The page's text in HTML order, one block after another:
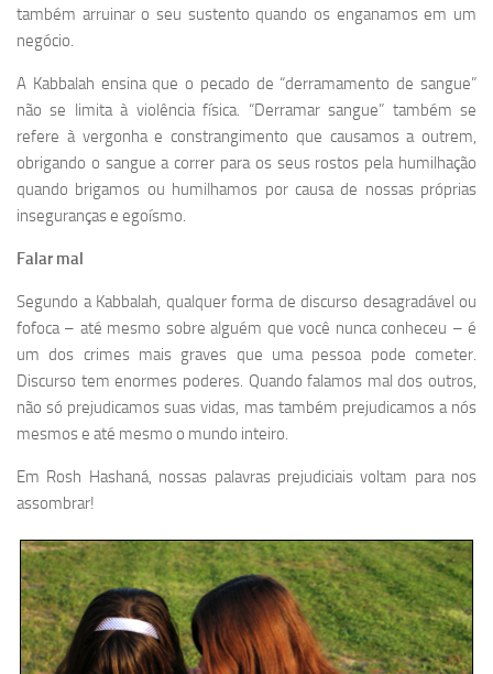
também arruinar o seu sustento quando os enganamos em um
negócio.
A Kabbalah ensina que o pecado de “derramamento de sangue”
não se limita à violência física. “Derramar sangue” também se
refere à vergonha e constrangimento que causamos a outrem,
obrigando o sangue a correr para os seus rostos pela humilhação
quando brigamos ou humilhamos por causa de nossas próprias
inseguranças e egoísmo.
Falar mal
Segundo a Kabbalah, qualquer forma de discurso desagradável ou
fofoca – até mesmo sobre alguém que você nunca conheceu – é
um dos crimes mais graves que uma pessoa pode cometer.
Discurso tem enormes poderes. Quando falamos mal dos outros,
não só prejudicamos suas vidas, mas também prejudicamos a nós
mesmos e até mesmo o mundo inteiro.
Em Rosh Hashaná, nossas palavras prejudiciais voltam para nos
assombrar!